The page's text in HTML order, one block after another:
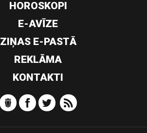
HOROSKOPI
E-AVĪZE
ZIŅAS E-PASTĀ
REKLĀMA
KONTAKTI